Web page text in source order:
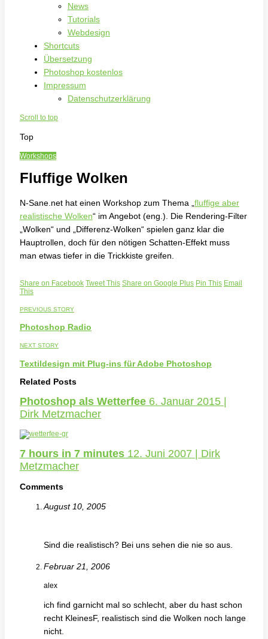
News
Tutorials
Webdesign
Shortcuts
Übersetzung
Photoshop kostenlos
Impressum
Datenschutzerklärung
Scroll to top
Top
Workshops
Fluffige Wolken
N-Sane.net hat einen Workshop zum Thema „ fluffige aber
realistische Wolken“ im Angebot (eng.). Die Rendering-Filter
„Wolken“ und „Differenz-Wolken“ spielen ganz klar die
Hauptrollen, doch für den nötigen Schatten-Effekt muss
man etwas tiefer in die Trickkiste greifen.
Share on Facebook Tweet This Share on Google Plus Pin This Email
This
PREVIOUS STORY
Photoshop Radio
NEXT STORY
Textildesign mit Plug-ins für Adobe Photoshop
Related Posts
Photoshop als Wetterfee 6. Januar 2015 |
Dirk Metzmacher
7 hours in 7 minutes 12. Juni 2007 | Dirk
Metzmacher
Comments
August 10, 2005
Sind die realistisch? Bei uns sehen die nie so aus.
Februar 21, 2006
alex
ich find garnicht mal so schlecht, aber du hast schon
recht KleinesF, realistisch sind die Wolken noch lange
nicht.